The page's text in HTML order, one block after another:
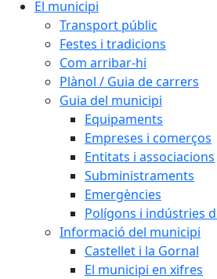
El municipi
Transport públic
Festes i tradicions
Com arribar-hi
Plànol / Guia de carrers
Guia del municipi
Equipaments
Empreses i comerços
Entitats i associacions
Subministraments
Emergències
Polígons i indústries
Informació del municipi
Castellet i la Gornal
El municipi en xifres